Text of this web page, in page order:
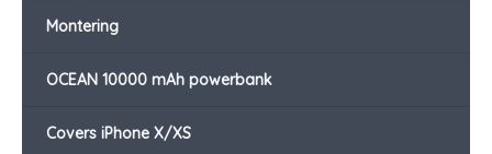
Montering
OCEAN 10000 mAh powerbank
Covers iPhone X/XS